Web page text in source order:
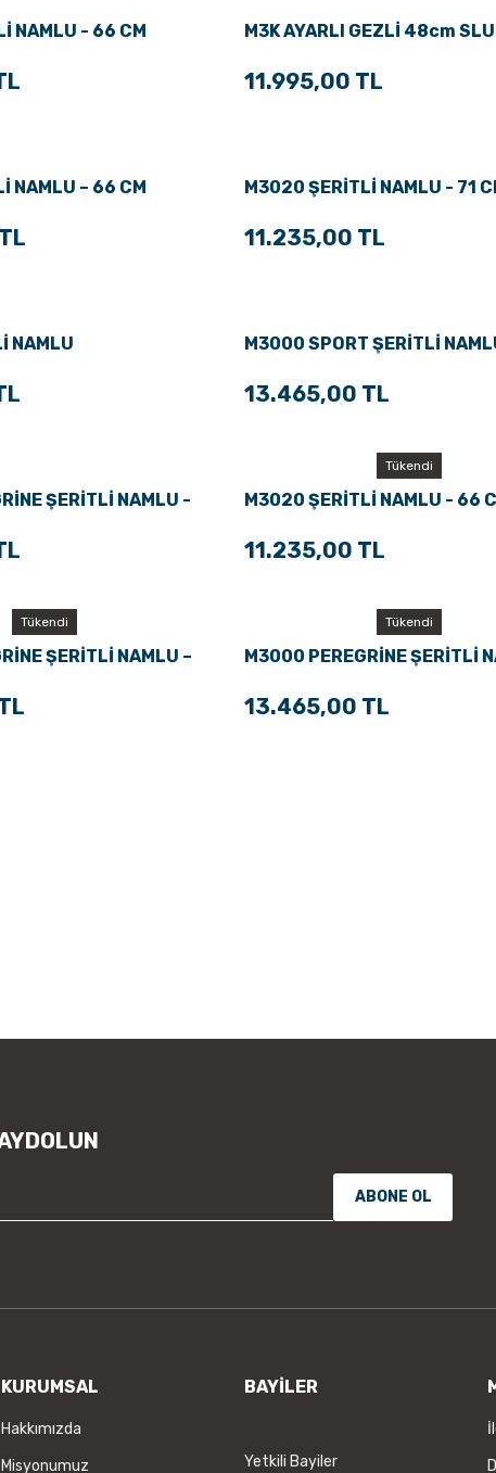
NAMLU - 66 CM M3K AYARLI GEZLİ 48cm
11.995,00 TL
NAMLU – 66 CM M3020 ŞERİTLİ NAMLU - 71
11.235,00 TL
NAMLU M3000 SPORT ŞERİTLİ
13.465,00 TL
ŞERİTLİ NAMLU -
Tükendi
M3020 ŞERİTLİ NAMLU - 66
11.235,00 TL
Tükendi
ŞERİTLİ NAMLU –
Tükendi
M3000 PEREGRİNE ŞERİTLİ
13.465,00 TL
ABONE OL
KURUMSAL
Hakkımızda
Misyonumuz
BAYİLER
Yetkili Bayiler